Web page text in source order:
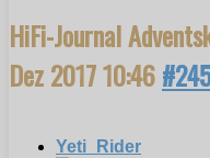
HiFi-Journal
Dez 2017 10:46#245
Yeti_Rider